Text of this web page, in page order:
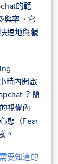
的範
與率。它
速地與觀
時內開啟
？簡
視覺內
態（Fear
。
要知道的